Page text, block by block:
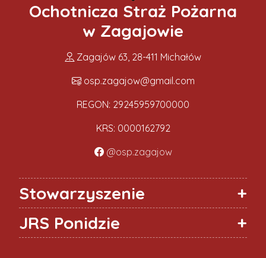
Ochotnicza Straż Pożarna
w Zagajowie
Zagajów 63, 28-411 Michałów
osp.zagajow@gmail.com
REGON: 29245959700000
KRS: 0000162792
@osp.zagajow
Stowarzyszenie
JRS Ponidzie